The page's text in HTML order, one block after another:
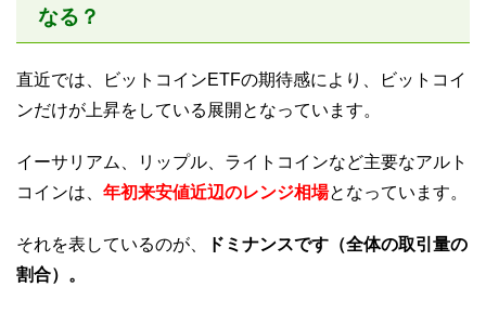
なる？
直近では、ビットコインETFの期待感により、ビットコイ
ンだけが上昇をしている展開となっています。
イーサリアム、リップル、ライトコインなど主要なアルト
コインは、 年初来安値近辺のレンジ相場となっています。
それを表しているのが、
ドミナンスです（全体の取引量の
割合）。